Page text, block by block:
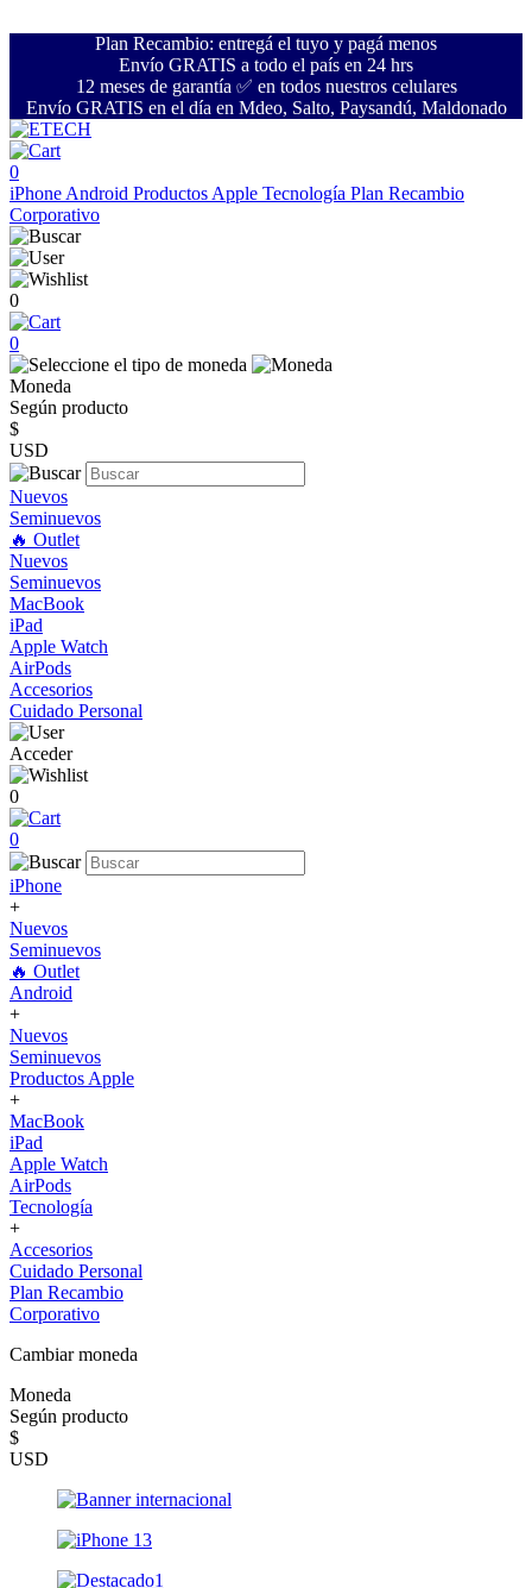
Plan Recambio: entregá el tuyo y pagá menos
Envío GRATIS a todo el país en 24 hrs
12 meses de garantía ✅ en todos nuestros celulares
Envío GRATIS en el día en Mdeo, Salto, Paysandú, Maldonado
0
iPhone Android Productos Apple Tecnología Plan Recambio
Corporativo
0
0
Moneda
Según producto
$
USD
Nuevos
Seminuevos
🔥 Outlet
Nuevos
Seminuevos
MacBook
iPad
Apple Watch
AirPods
Accesorios
Cuidado Personal
Acceder
0
0
iPhone
+
Nuevos
Seminuevos
🔥 Outlet
Android
+
Nuevos
Seminuevos
Productos Apple
+
MacBook
iPad
Apple Watch
AirPods
Tecnología
+
Accesorios
Cuidado Personal
Plan Recambio
Corporativo
Cambiar moneda
Moneda
Según producto
$
USD